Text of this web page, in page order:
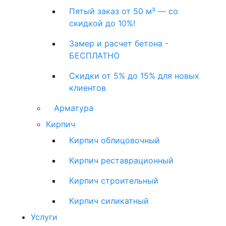
Пятый заказ от 50 м³ — со
скидкой до 10%!
Замер и расчет бетона -
БЕСПЛАТНО
Скидки от 5% до 15% для новых
клиентов
Арматура
Кирпич
Кирпич облицовочный
Кирпич реставрационный
Кирпич строительный
Кирпич силикатный
Услуги